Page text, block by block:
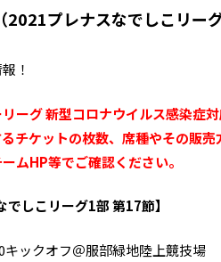
2021プレナスなでしこリ
！
ーグ 新型コロナウイルス感染症
チケットの枚数、席種やその販
ムHP等でご確認ください。
でしこリーグ1部 第17節】
キックオフ＠服部緑地陸上競技場